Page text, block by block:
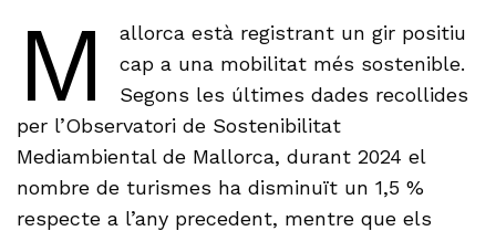
M
allorca està registrant un gir positiu
cap a una mobilitat més sostenible.
Segons les últimes dades recollides
per l’Observatori de Sostenibilitat
Mediambiental de Mallorca, durant 2024 el
nombre de turismes ha disminuït un 1,5 %
respecte a l’any precedent, mentre que els